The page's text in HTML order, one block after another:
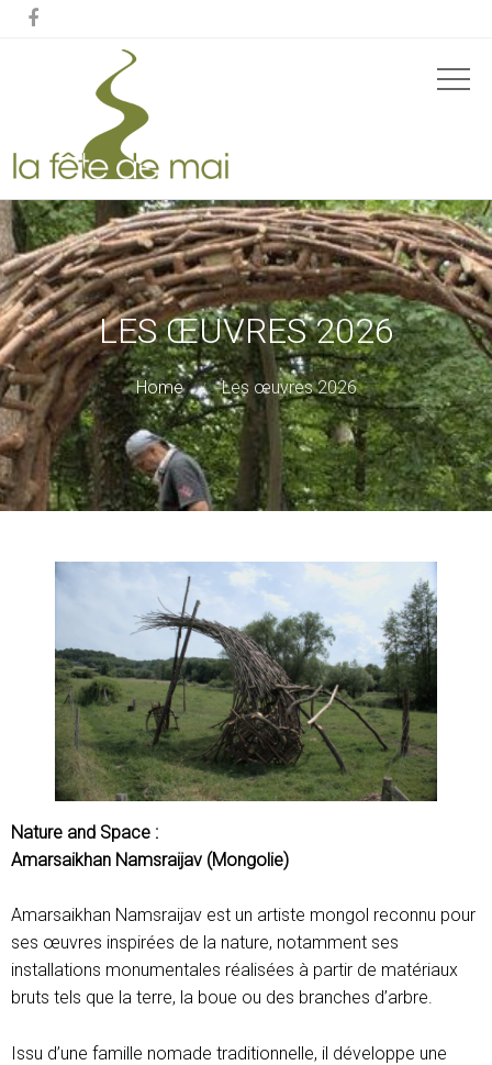

LES ŒUVRES 2026
Home Les œuvres 2026
Nature and Space :
Amarsaikhan Namsraijav (Mongolie)
Amarsaikhan Namsraijav est un artiste mongol reconnu pour
ses œuvres inspirées de la nature, notamment ses
installations monumentales réalisées à partir de matériaux
bruts tels que la terre, la boue ou des branches d’arbre.
Issu d’une famille nomade traditionnelle, il développe une